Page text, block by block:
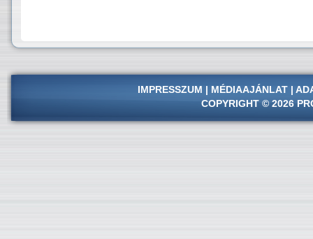
IMPRESSZUM | MÉDIAAJÁNLAT |
COPYRIGHT © 2026